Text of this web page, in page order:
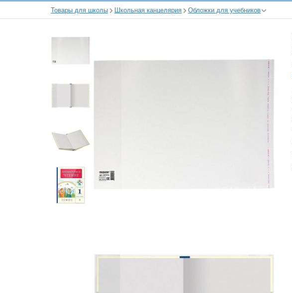
Товары для школы Школьная канцелярия Обложки для учебников